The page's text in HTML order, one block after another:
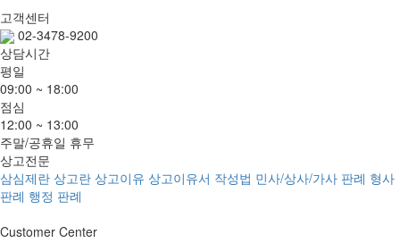
고객센터
02-3478-9200
상담시간
평일
09:00 ~ 18:00
점심
12:00 ~ 13:00
주말/공휴일 휴무
상고전문
삼심제란 상고란 상고이유 상고이유서 작성법 민사/상사/가사 판례 형사
판례 행정 판례
Customer Center